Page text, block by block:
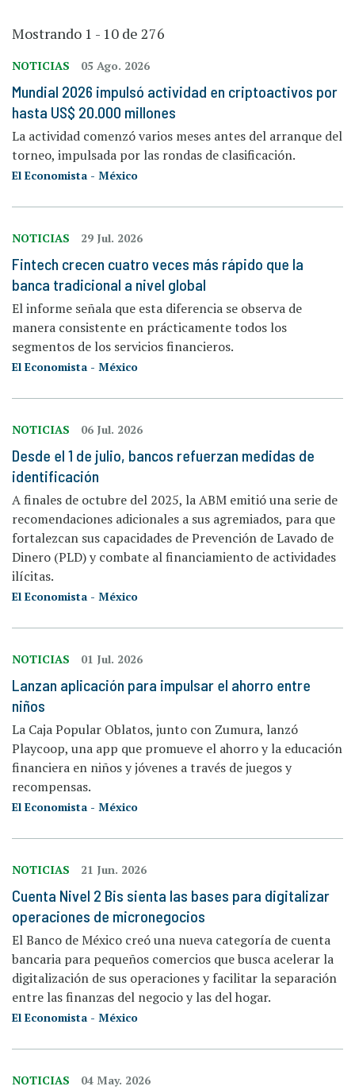
Mostrando 1 - 10 de 276
NOTICIAS 05 Ago. 2026
Mundial 2026 impulsó actividad en criptoactivos por
hasta US$ 20.000 millones
La actividad comenzó varios meses antes del arranque del
torneo, impulsada por las rondas de clasificación.
El Economista - México
NOTICIAS 29 Jul. 2026
Fintech crecen cuatro veces más rápido que la
banca tradicional a nivel global
El informe señala que esta diferencia se observa de
manera consistente en prácticamente todos los
segmentos de los servicios financieros.
El Economista - México
NOTICIAS 06 Jul. 2026
Desde el 1 de julio, bancos refuerzan medidas de
identificación
A finales de octubre del 2025, la ABM emitió una serie de
recomendaciones adicionales a sus agremiados, para que
fortalezcan sus capacidades de Prevención de Lavado de
Dinero (PLD) y combate al financiamiento de actividades
ilícitas.
El Economista - México
NOTICIAS 01 Jul. 2026
Lanzan aplicación para impulsar el ahorro entre
niños
La Caja Popular Oblatos, junto con Zumura, lanzó
Playcoop, una app que promueve el ahorro y la educación
financiera en niños y jóvenes a través de juegos y
recompensas.
El Economista - México
NOTICIAS 21 Jun. 2026
Cuenta Nivel 2 Bis sienta las bases para digitalizar
operaciones de micronegocios
El Banco de México creó una nueva categoría de cuenta
bancaria para pequeños comercios que busca acelerar la
digitalización de sus operaciones y facilitar la separación
entre las finanzas del negocio y las del hogar.
El Economista - México
NOTICIAS 04 May. 2026